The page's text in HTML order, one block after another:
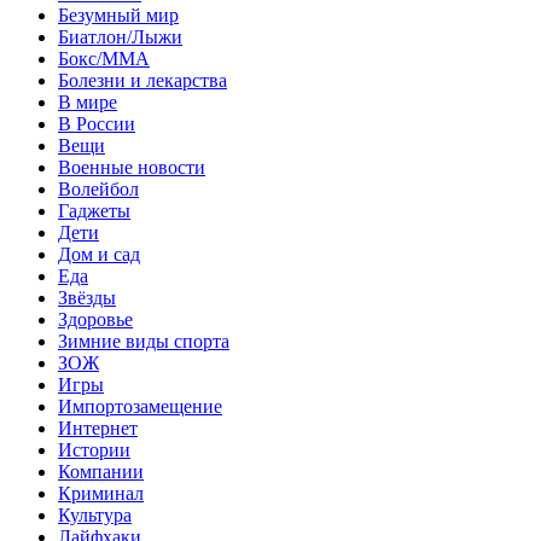
Безумный мир
Биатлон/Лыжи
Бокс/MMA
Болезни и лекарства
В мире
В России
Вещи
Военные новости
Волейбол
Гаджеты
Дети
Дом и сад
Еда
Звёзды
Здоровье
Зимние виды спорта
ЗОЖ
Игры
Импортозамещение
Интернет
Истории
Компании
Криминал
Культура
Лайфхаки